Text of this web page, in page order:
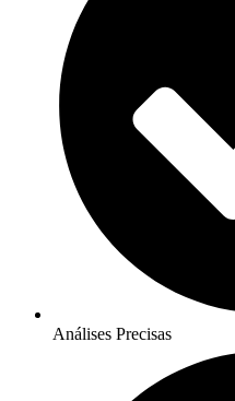
Análises Precisas